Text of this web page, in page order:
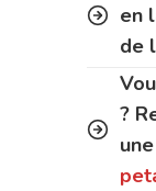
en
de
?